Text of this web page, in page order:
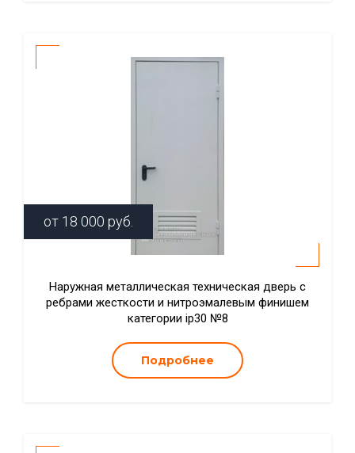
от 18 000 руб.
Наружная металлическая техническая дверь с
ребрами жесткости и нитроэмалевым финишем
категории ip30 №8
Подробнее